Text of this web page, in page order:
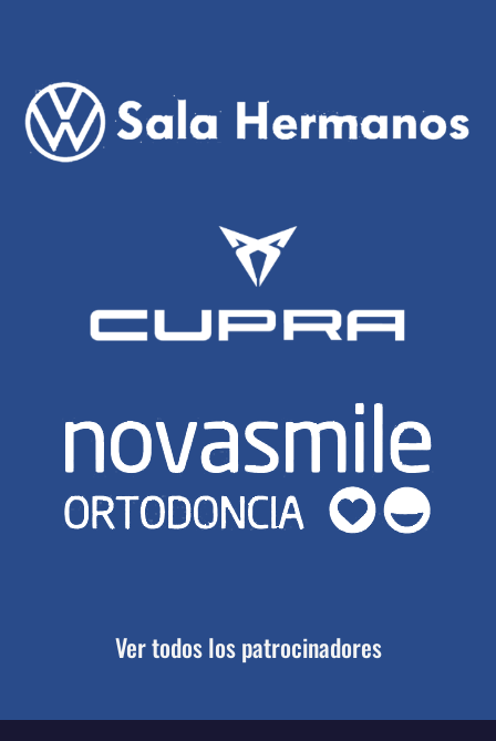
Ver todos los patrocinadores